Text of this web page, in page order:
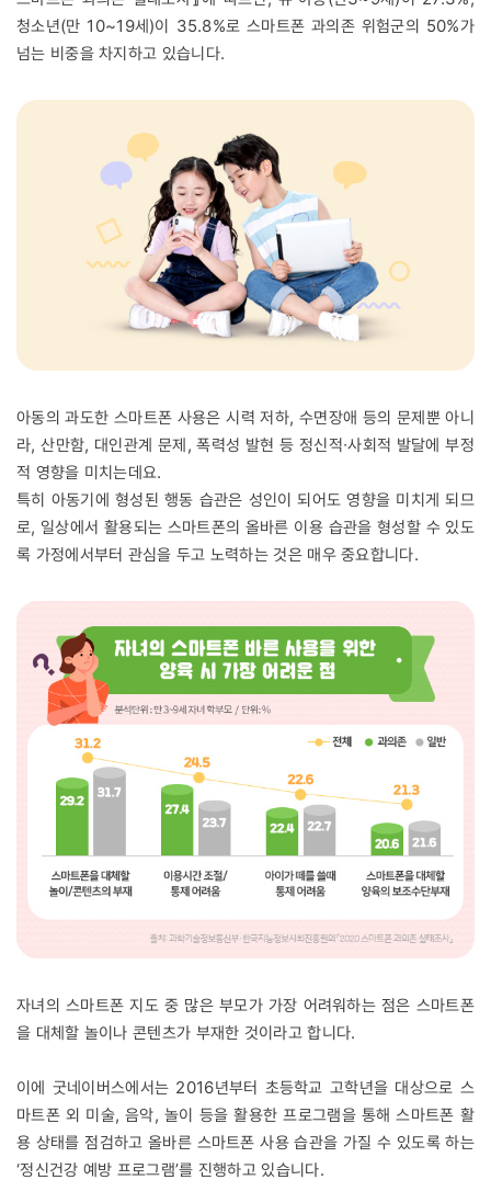
청소년(만 10~19세)이 35.8%로 스마트폰 과의존 위험군의 50%가
넘는 비중을 차지하고 있습니다.
아동의 과도한 스마트폰 사용은 시력 저하, 수면장애 등의 문제뿐 아니
라, 산만함, 대인관계 문제, 폭력성 발현 등 정신적∙사회적 발달에 부정
적 영향을 미치는데요.
특히 아동기에 형성된 행동 습관은 성인이 되어도 영향을 미치게 되므
로, 일상에서 활용되는 스마트폰의 올바른 이용 습관을 형성할 수 있도
록 가정에서부터 관심을 두고 노력하는 것은 매우 중요합니다.
자녀의 스마트폰 지도 중 많은 부모가 가장 어려워하는 점은 스마트폰
을 대체할 놀이나 콘텐츠가 부재한 것이라고 합니다.
이에 굿네이버스에서는 2016년부터 초등학교 고학년을 대상으로 스
마트폰 외 미술, 음악, 놀이 등을 활용한 프로그램을 통해 스마트폰 활
용 상태를 점검하고 올바른 스마트폰 사용 습관을 가질 수 있도록 하는
‘정신건강 예방 프로그램’를 진행하고 있습니다.